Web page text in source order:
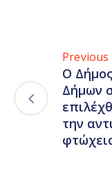
Previous
Ο
Δήμων
την